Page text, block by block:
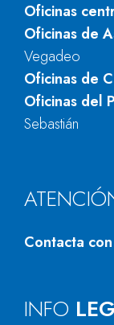
Oficinas
Oficinas de
Vegadeo
Oficinas de
Oficinas del
Sebastián
Contacta
INFO